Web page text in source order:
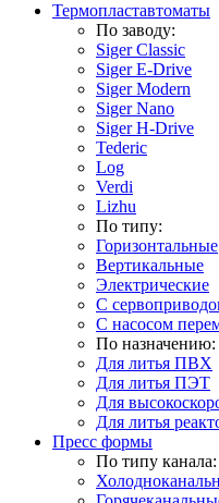
Термопластавтоматы
По заводу:
Siger Classic
Siger E-Drive
Siger Modern
Siger Nano
Siger H-Drive
Tederic
Log
Verdi
Lizhu
По типу:
Горизонтальные
Вертикальные
Электрические
С
С насосом
По назначению:
Для литья ПВХ
Для литья ПЭТ
Для
Для литья
Пресс формы
По типу канала: